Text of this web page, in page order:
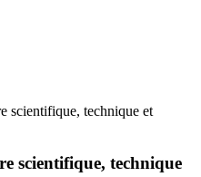
scientifique, technique et
scientifique, technique